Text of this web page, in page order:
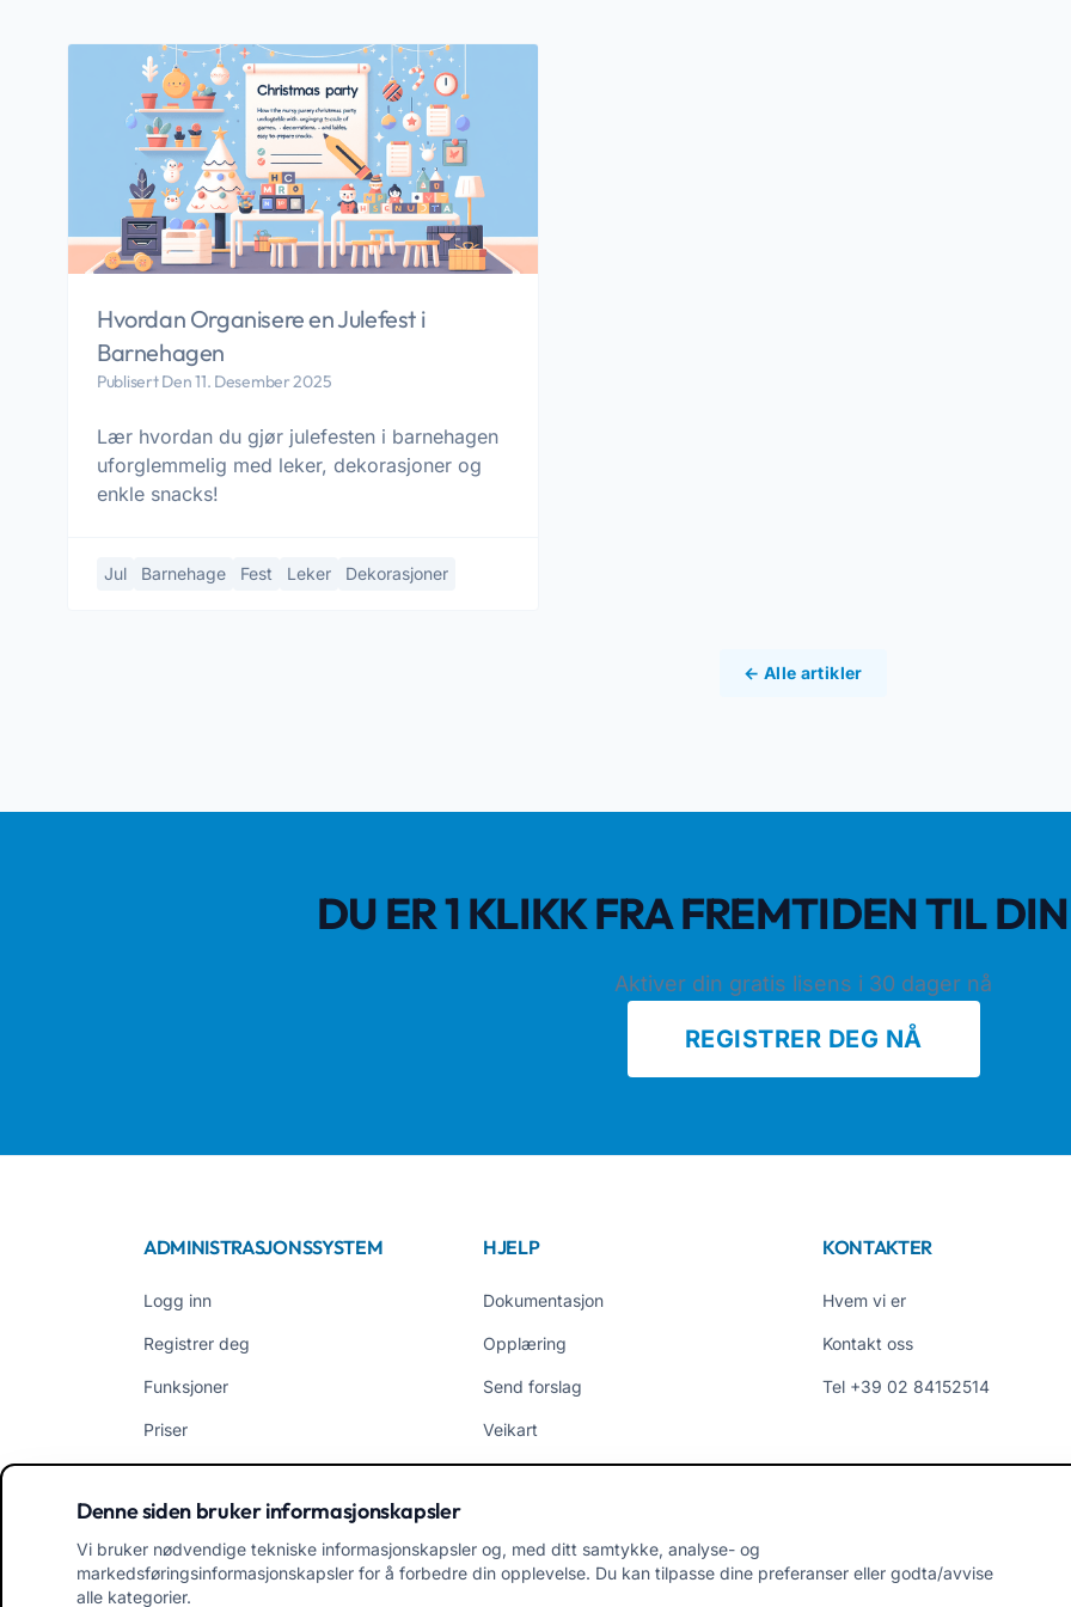
Hvordan Organisere en Julefest i
Barnehagen
Publisert Den 11. Desember 2025
Lær hvordan du gjør julefesten i barnehagen
uforglemmelig med leker, dekorasjoner og
enkle snacks!
Jul Barnehage Fest Leker Dekorasjoner
← Alle artikler
DU ER 1 KLIKK FRA FREMTIDEN TIL
Aktiver din gratis lisens i 30 dager nå
REGISTRER DEG NÅ
ADMINISTRASJONSSYSTEM
Logg inn
Registrer deg
Funksjoner
Priser
EasyNido
EasyInfanzia
HJELP
Dokumentasjon
Opplæring
Send forslag
Veikart
Brukeromtaler
KONTAKTER
Hvem vi er
Kontakt oss
Tel +39 02 84152514
Denne siden bruker informasjonskapsler
Vi bruker nødvendige tekniske informasjonskapsler og, med ditt samtykke, analyse- og
markedsføringsinformasjonskapsler for å forbedre din opplevelse. Du kan tilpasse dine preferanser eller godta/avvise
alle kategorier.